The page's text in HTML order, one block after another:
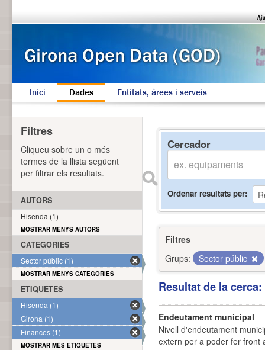
Inici Dades Entitats, àrees i serveis
Cercador
Ordenar resultats per
Filtres
Grups:
Sector públic
Resultat de la
Endeutament municipal
Nivell d'endeutament
extern per a poder fer front
Filtres
Cliqueu sobre un o més
termes de la llista següent
per filtrar els resultats.
AUTORS
Hisenda (1)
MOSTRAR MENYS AUTORS
CATEGORIES
Sector públic (1)
MOSTRAR MENYS CATEGORIES
ETIQUETES
Hisenda (1)
Girona (1)
Finances (1)
MOSTRAR MÉS ETIQUETES